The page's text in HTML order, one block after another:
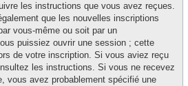
les instructions que vous avez reçues.
que les nouvelles inscriptions
vous-même ou soit par un
puissiez ouvrir une session ; cette
de votre inscription. Si vous aviez reçu
les instructions. Si vous ne recevez
vous avez probablement spécifié une